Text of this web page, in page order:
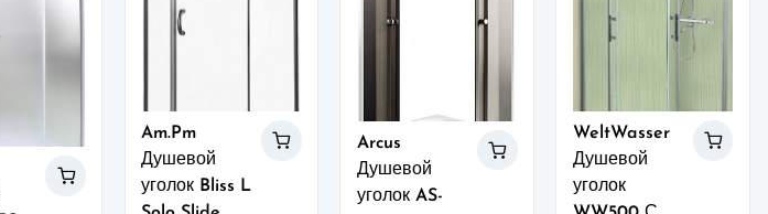
Am.Pm
Душевой
уголок Bliss L
Arcus
Душевой
уголок AS-
WeltWasser
Душевой
уголок